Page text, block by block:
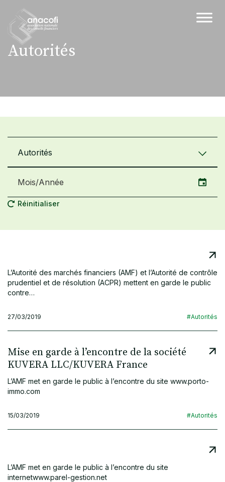
Autorités
Autorités
Réinitialiser
L’Autorité des marchés financiers (AMF) et l’Autorité de contrôle
prudentiel et de résolution (ACPR) mettent en garde le public
contre…
27/03/2019 #Autorités
Mise en garde à l’encontre de la société
KUVERA LLC/KUVERA France
L’AMF met en garde le public à l’encontre du site www.porto-
immo.com
15/03/2019 #Autorités
L’AMF met en garde le public à l’encontre du site
internetwww.parel-gestion.net